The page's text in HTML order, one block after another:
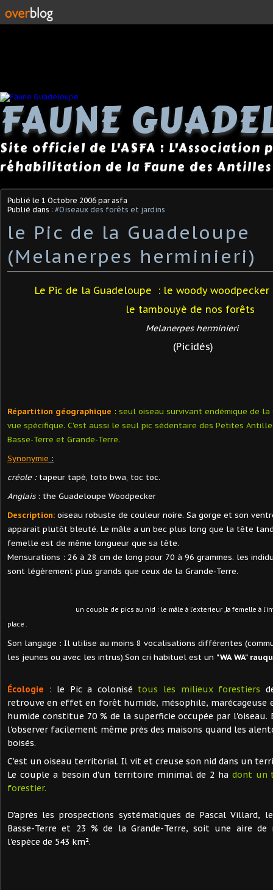
FAUNE
Site officiel de L'ASFA : L'Association
réhabilitation de la Faune des Antilles
Publié le 1 Octobre 2006 par asfa
Publié dans : #Oiseaux des forêts et jardins
le Pic de la Guadeloupe
(Melanerpes herminieri)
Le Pic de la Guadeloupe : le woody
le tambouyè de nos forêts
Melanerpes herminieri
(Picidés)
Répartition géographique : seul oiseau survivant endémique de
vue spécifique. C'est aussi le seul pic sédentaire des Petites
Basse-Terre et Grande-Terre.
Synonymie :
créole :tapeur tapè, toto bwa, toc toc.
Anglais : the Guadeloupe Woodpecker
Description: oiseau robuste de couleur noire. Sa gorge et son
apparait plutôt bleuté. Le mâle a un bec plus long que la tête
femelle est de même longueur que sa tête.
Mensurations : 26 à 28 cm de long pour 70 à 96 grammes. les
sont légèrement plus grands que ceux de la Grande-Terre.
un couple de pics au nid : le mâle à l'exterieur ,la femelle à
place .
Son langage : Il utilise au moins 8 vocalisations différentes
les jeunes ou avec les intrus).Son cri habituel est un "WA WA"
Écologie : le Pic a colonisé tous les milieux forestiers
retrouve en effet en forêt humide, mésophile, marécageuse
humide constitue 70 % de la superficie occupée par l'oiseau.
l'observer facilement même près des maisons quand les
boisés.
C'est un oiseau territorial. Il vit et creuse son nid dans un
Le couple a besoin d'un territoire minimal de 2 ha dont un
forestier.
D'après les prospections systématiques de Pascal Villard,
Basse-Terre et 23 % de la Grande-Terre, soit une aire
l'espèce de 543 km².